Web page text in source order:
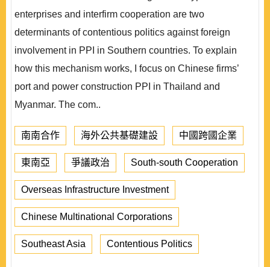
enterprises and interfirm cooperation are two
determinants of contentious politics against foreign
involvement in PPI in Southern countries. To explain
how this mechanism works, I focus on Chinese firms’
port and power construction PPI in Thailand and
Myanmar. The com..
南南合作 海外公共基礎建設 中國跨國企業
東南亞 爭議政治 South-south Cooperation
Overseas Infrastructure Investment
Chinese Multinational Corporations
Southeast Asia Contentious Politics